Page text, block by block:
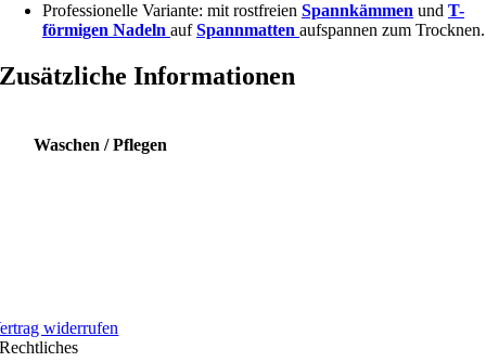
Professionelle Variante: mit rostfreienSpannkämmen undT-
förmigen Nadeln aufSpannmatten aufspannen zum Trocknen.
Zusätzliche Informationen
Waschen / Pflegen
widerrufen
Rechtliches